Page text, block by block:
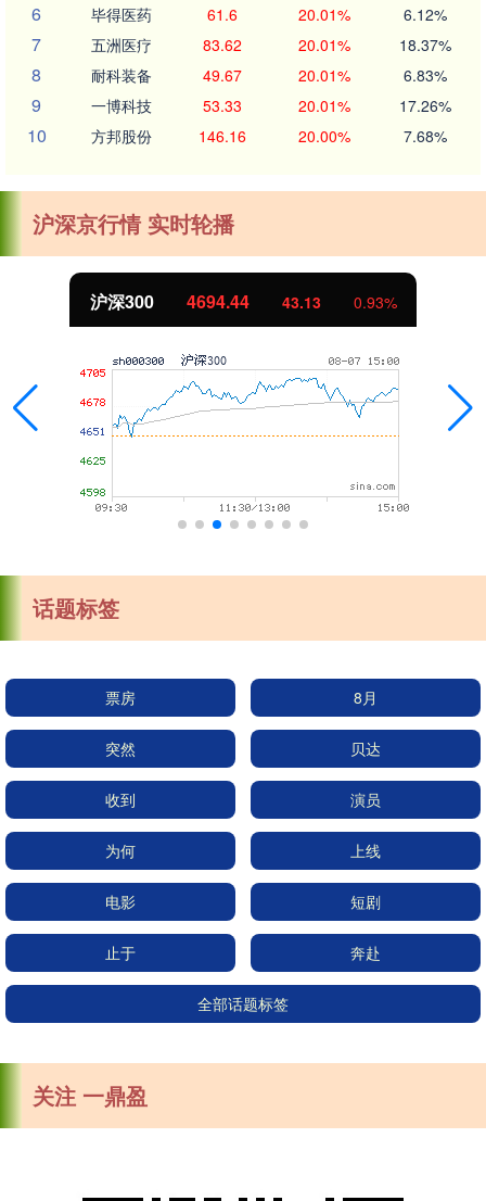
6 毕得医药 61.6 20.01% 6.12%
7 五洲医疗 83.62 20.01% 18.37%
8 耐科装备 49.67 20.01% 6.83%
9 一博科技 53.33 20.01% 17.26%
10 方邦股份 146.16 20.00% 7.68%
沪深京行情 实时轮播
沪深300 4694.44 43.13 0.93%
话题标签
票房 8月
突然 贝达
收到 演员
为何 上线
电影 短剧
止于 奔赴
全部话题标签
关注 一鼎盈